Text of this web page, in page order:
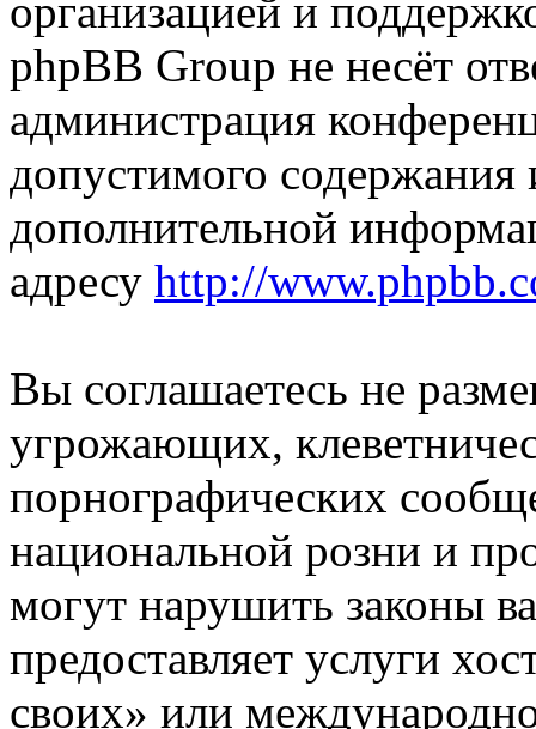
организацией и
phpBB Group не несёт
администрация
допустимого
дополнительной
адресу http://
Вы соглашаетесь не
угрожающих,
порнографических
национальной розни и
могут нарушить законы
предоставляет услуги
своих» или